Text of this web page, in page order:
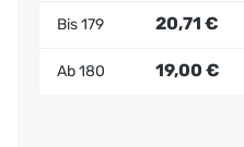
Bis179 20,71 €
Ab180 19,00 €